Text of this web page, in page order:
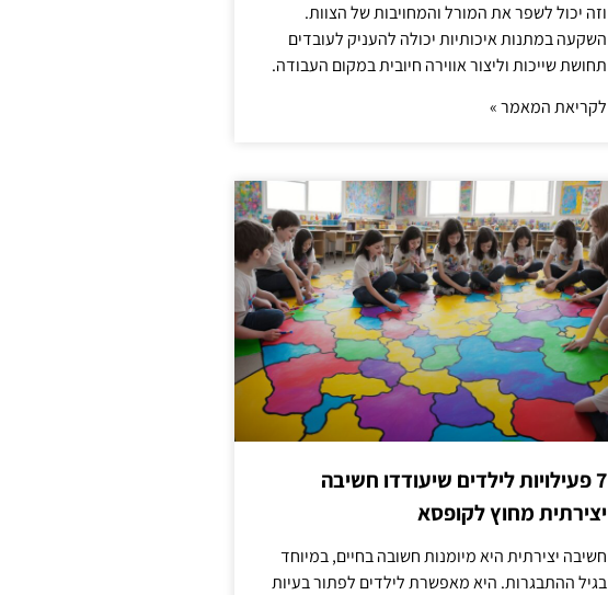
וזה יכול לשפר את המורל והמחויבות של הצוות.
השקעה במתנות איכותיות יכולה להעניק לעובדים
תחושת שייכות וליצור אווירה חיובית במקום העבודה.
לקריאת המאמר »
7 פעילויות לילדים שיעודדו חשיבה
יצירתית מחוץ לקופסא
חשיבה יצירתית היא מיומנות חשובה בחיים, במיוחד
בגיל ההתבגרות. היא מאפשרת לילדים לפתור בעיות